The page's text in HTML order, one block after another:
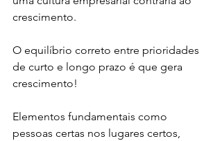
crescimento.
O equilíbrio correto entre prioridades
de curto e longo prazo é que gera
crescimento!
Elementos fundamentais como
pessoas certas nos lugares certos,